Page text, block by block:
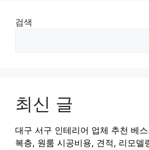
검색
최신 글
대구 서구 인테리어 업체 추천 베
복층, 원룸 시공비용, 견적, 리모델